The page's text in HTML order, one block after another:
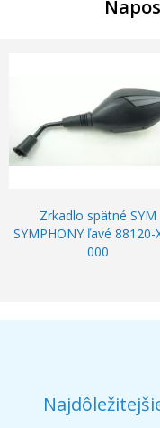
Zrkadlo spätné SYM
SYMPHONY ľavé 88120-
000